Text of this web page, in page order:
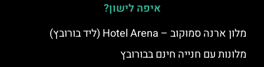
איפה לישון?
מלון ארנה סמוקוב – Hotel Arena (ליד בורובץ)
מלונות עם חנייה חינם בבורובץ